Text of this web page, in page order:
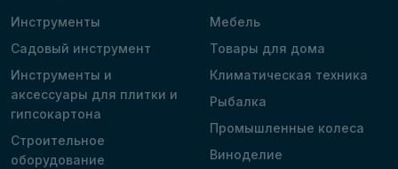
Инструменты
Садовый инструмент
Инструменты и
аксессуары для плитки и
гипсокартона
Строительное
оборудование
Мебель
Товары для дома
Климатическая техника
Рыбалка
Промышленные колеса
Виноделие